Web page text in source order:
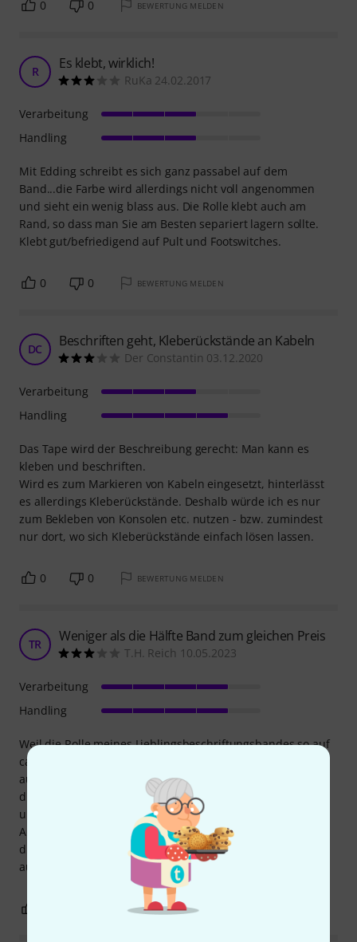
0 0 BEWERTUNG MELDEN
R Es klebt, wirklich!
RuKa 24.02.2017
Mit Edding schreibt es sich ganz passabel auf dem
Band...die Farbe wird allerdings nicht voll angenommen
und sieht ein wenig blass aus. Die Rolle klebt auch am
Rand, so dass man Sie am Besten separiert lagern sollte.
Klebt gut/befriedigend auf Pult und Footswitches.
Verarbeitung
Handling
0 0 BEWERTUNG MELDEN
DC Beschriften geht, Kleberückstände an Kabeln
Der Constantin 03.12.2020
Das Tape wird der Beschreibung gerecht: Man kann es
kleben und beschriften.
Wird es zum Markieren von Kabeln eingesetzt, hinterlässt
es allerdings Kleberückstände. Deshalb würde ich es nur
zum Bekleben von Konsolen etc. nutzen - bzw. zumindest
nur dort, wo sich Kleberückstände einfach lösen lassen.
Verarbeitung
Handling
0 0 BEWERTUNG MELDEN
TR Weniger als die Hälfte Band zum gleichen Preis
T.H. Reich 10.05.2023
Weil die Rolle meines Lieblingsbeschriftungsbandes so auf
ca. die Hälfte verbraucht war habe ich nachbestellt: aber
auf der neuen noch orginal eingeschweisst ist weniger
drauf als bei den alten Bändern die ich noch in neongrün
und weiss habe. Bei offenbar geichem Preis und laut
Angabe immer noch 33m Band ??? Ist das das Band soviel
dünner geworden? Ich glaube ich mach's dann doch mal
auf ... bei 2,50 schicke ich nix zurück
Verarbeitung
Handling
BEWERTUNG MELDEN